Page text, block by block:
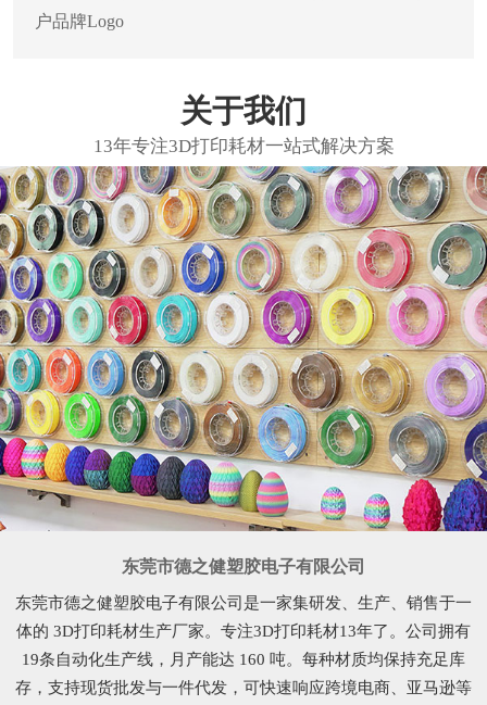
户品牌Logo
关于我们
东莞市德之健塑胶电子有限公司
东莞市德之健塑胶电子有限公司是一家集研发、生产、销售于一
体的 3D打印耗材生产厂家。专注3D打印耗材13年了。公司拥有
19条自动化生产线，月产能达 160 吨。每种材质均保持充足库
存，支持现货批发与一件代发，可快速响应跨境电商、亚马逊等